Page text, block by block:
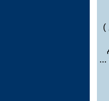
)
...